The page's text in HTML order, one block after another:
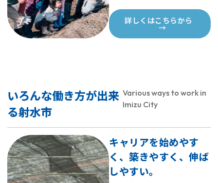
詳しくはこちらから
→
いろんな働き方が出来
る射水市
Various ways to work in
Imizu City
キャリアを始めやす
く、築きやすく、伸ば
しやすい。